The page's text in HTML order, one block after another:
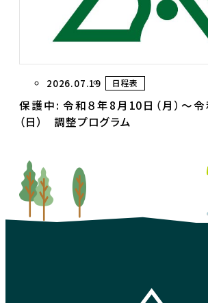
2026.07.19 日程表
保護中: 令和８年8月10日（月）～
（日） 調整プログラム